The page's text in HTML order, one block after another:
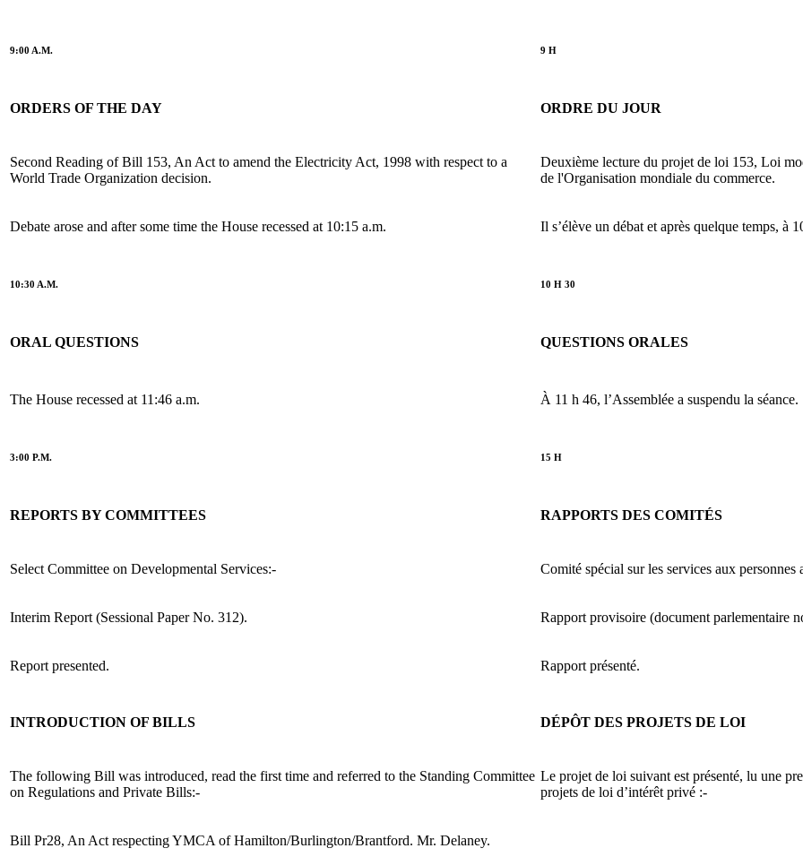
9:00 A.M. 9 H
ORDERS OF THE DAY ORDRE DU JOUR
Second Reading of Bill 153, An Act to amend the Electricity Act, 1998 with respect to a
World Trade Organization decision.
Deuxième lecture du projet de loi 153, Loi
de l'Organisation mondiale du commerce.
Debate arose and after some time the House recessed at 10:15 a.m. Il s’élève un débat et après quelque temps, à
10:30 A.M. 10 H 30
ORAL QUESTIONS QUESTIONS ORALES
The House recessed at 11:46 a.m. À 11 h 46, l’Assemblée a suspendu la séance.
3:00 P.M. 15 H
REPORTS BY COMMITTEES RAPPORTS DES COMITÉS
Select Committee on Developmental Services:- Comité spécial sur les services aux
Interim Report (Sessional Paper No. 312). Rapport provisoire (document parlementaire
Report presented. Rapport présenté.
INTRODUCTION OF BILLS DÉPÔT DES PROJETS DE LOI
The following Bill was introduced, read the first time and referred to the Standing Committee
on Regulations and Private Bills:-
Le projet de loi suivant est présenté, lu une
projets de loi d’intérêt privé :-
Bill Pr28, An Act respecting YMCA of Hamilton/Burlington/Brantford. Mr. Delaney.